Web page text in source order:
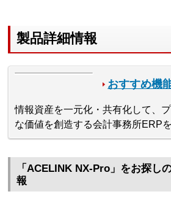
製品詳細情報
おすすめ機
情報資産を一元化・共有化して、
な価値を創造する会計事務所ERPを
「ACELINK NX-Pro」をお探し
報